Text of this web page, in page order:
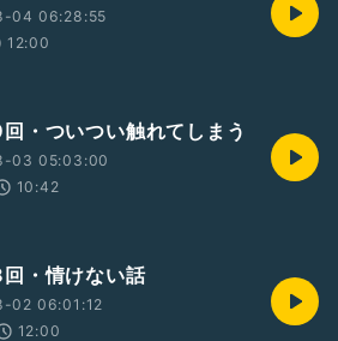
04 06:28:55
12:00
・ついつい触れてしまう
03 05:03:00
10:42
・情けない話
02 06:01:12
12:00